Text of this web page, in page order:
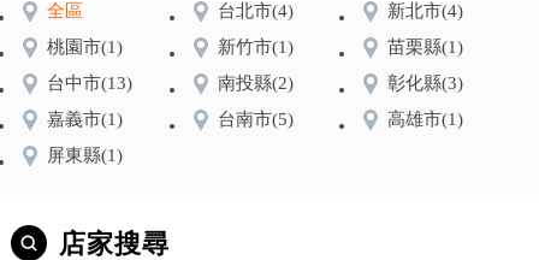
全區 台北市(4) 新北市(4)
桃園市(1) 新竹市(1) 苗栗縣(1)
台中市(13) 南投縣(2) 彰化縣(3)
嘉義市(1) 台南市(5) 高雄市(1)
屏東縣(1)
店家搜尋